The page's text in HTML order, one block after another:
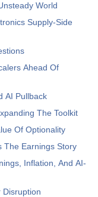
World
Supply-Side
Ahead Of
AI Pullback
The Toolkit
Of Optionality
The Earnings Story
Inflation, And AI-
Disruption